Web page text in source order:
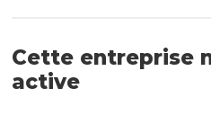
Cette entreprise
active